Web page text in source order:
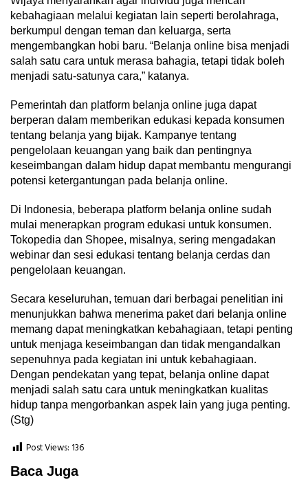
kebahagiaan melalui kegiatan lain seperti berolahraga,
berkumpul dengan teman dan keluarga, serta
mengembangkan hobi baru. “Belanja online bisa menjadi
salah satu cara untuk merasa bahagia, tetapi tidak boleh
menjadi satu-satunya cara,” katanya.
Pemerintah dan platform belanja online juga dapat
berperan dalam memberikan edukasi kepada konsumen
tentang belanja yang bijak. Kampanye tentang
pengelolaan keuangan yang baik dan pentingnya
keseimbangan dalam hidup dapat membantu mengurangi
potensi ketergantungan pada belanja online.
Di Indonesia, beberapa platform belanja online sudah
mulai menerapkan program edukasi untuk konsumen.
Tokopedia dan Shopee, misalnya, sering mengadakan
webinar dan sesi edukasi tentang belanja cerdas dan
pengelolaan keuangan.
Secara keseluruhan, temuan dari berbagai penelitian ini
menunjukkan bahwa menerima paket dari belanja online
memang dapat meningkatkan kebahagiaan, tetapi penting
untuk menjaga keseimbangan dan tidak mengandalkan
sepenuhnya pada kegiatan ini untuk kebahagiaan.
Dengan pendekatan yang tepat, belanja online dapat
menjadi salah satu cara untuk meningkatkan kualitas
hidup tanpa mengorbankan aspek lain yang juga penting.
(Stg)
Post Views: 136
Baca Juga